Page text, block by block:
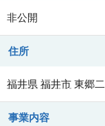
非公開
住所
福井県 福井市 東郷
事業内容